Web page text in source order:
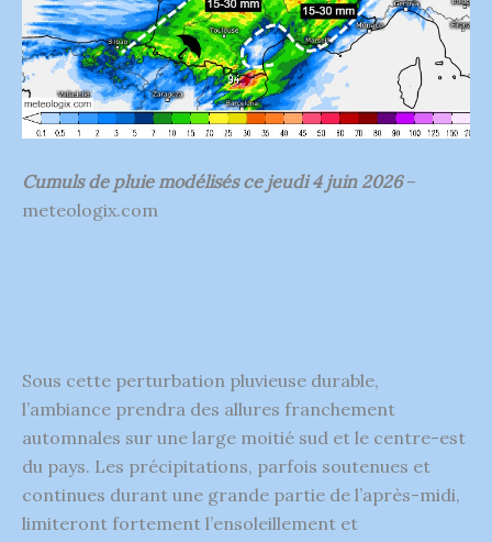
Cumuls de pluie modélisés ce jeudi 4 juin 2026–
meteologix.com
Sous cette perturbation pluvieuse durable,
l’ambiance prendra des allures franchement
automnales sur une large moitié sud et le centre-est
du pays. Les précipitations, parfois soutenues et
continues durant une grande partie de l’après-midi,
limiteront fortement l’ensoleillement et